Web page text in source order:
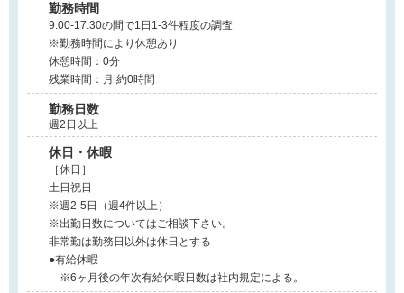
勤務時間
9:00-17:30の間で1日1-3件程度の調査
※勤務時間により休憩あり
休憩時間：0分
残業時間：月 約0時間
勤務日数
週2日以上
休日・休暇
［休日］
土日祝日
※週2-5日（週4件以上）
※出勤日数についてはご相談下さい。
非常勤は勤務日以外は休日とする
●有給休暇
※6ヶ月後の年次有給休暇日数は社内規定による。